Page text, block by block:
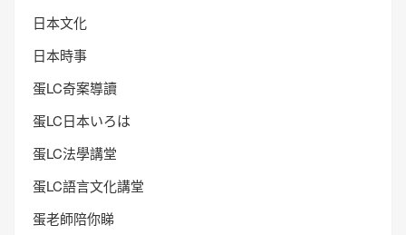
日本文化
日本時事
蛋LC奇案導讀
蛋LC日本いろは
蛋LC法學講堂
蛋LC語言文化講堂
蛋老師陪你睇